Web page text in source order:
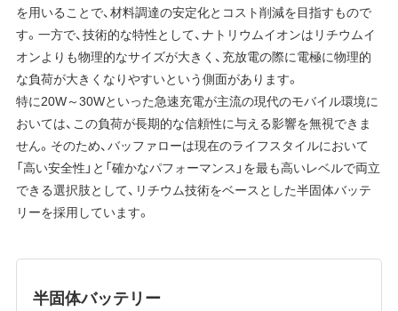
を用いることで、材料調達の安定化とコスト削減を目指すもので
す。一方で、技術的な特性として、ナトリウムイオンはリチウムイ
オンよりも物理的なサイズが大きく、充放電の際に電極に物理的
な負荷が大きくなりやすいという側面があります。
特に20W～30Wといった急速充電が主流の現代のモバイル環境に
おいては、この負荷が長期的な信頼性に与える影響を無視できま
せん。そのため、バッファローは現在のライフスタイルにおいて
「高い安全性」と「確かなパフォーマンス」を最も高いレベルで両立
できる選択肢として、リチウム技術をベースとした半固体バッテ
リーを採用しています。
半固体バッテリー